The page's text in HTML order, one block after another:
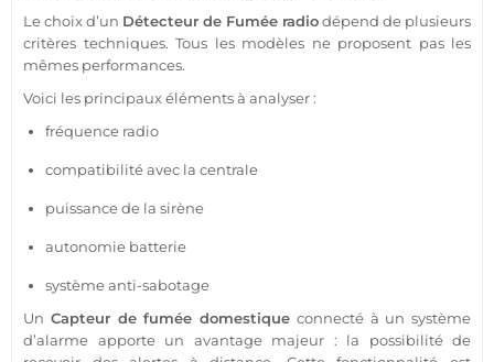
Le choix d’un Détecteur de Fumée radiodépend de plusieurs
critères techniques. Tous les modèles ne proposent pas les
mêmes performances.
Voici les principaux éléments à analyser :
fréquence radio
compatibilité avec la centrale
puissance de la sirène
autonomie batterie
systèmeanti-sabotage
Un Capteurde fumée domestique connectéà un système
d’alarme apporte un avantage majeur : la possibilité de